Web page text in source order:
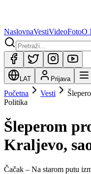
NaslovnaVestiVideoFotoO
LAT Prijava
Početna Vesti
Politika
Šleperom
Kraljevo,
Čačak – Na starom putu